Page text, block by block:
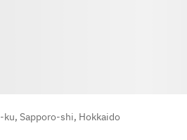
Sapporo-shi, Hokkaido